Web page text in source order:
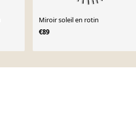
Miroir soleil en rotin
€89